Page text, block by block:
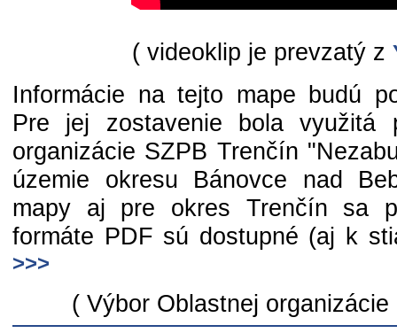
( videoklip je prevzatý z
Informácie na tejto mape budú
Pre jej zostavenie bola využitá
organizácie SZPB Trenčín
územie okresu Bánovce nad
mapy aj pre okres Trenčín sa
formáte PDF sú dostupné (aj k
>>>
( Výbor Oblastnej